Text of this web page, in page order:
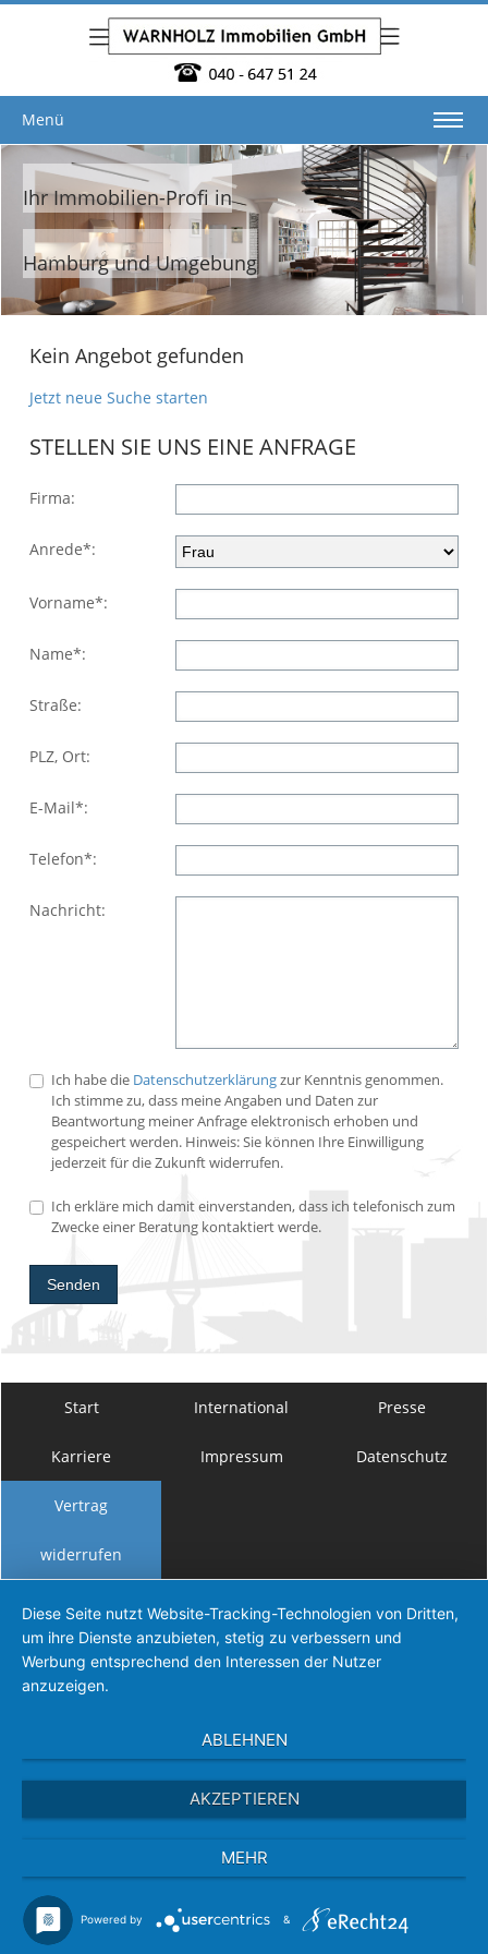
Menü
Ihr Immobilien-Profi in
Hamburg und Umgebung
Kein Angebot gefunden
Jetzt neue Suche starten
STELLEN SIE UNS EINE ANFRAGE
Firma:
Anrede*:
Vorname*:
Name*:
Straße:
PLZ, Ort:
E-Mail*:
Telefon*:
Nachricht:
Ich habe die Datenschutzerklärungzur Kenntnis genommen.
Ich stimme zu, dass meine Angaben und Daten zur
Beantwortung meiner Anfrage elektronisch erhoben und
gespeichert werden. Hinweis: Sie können Ihre Einwilligung
jederzeit für die Zukunft widerrufen.
Ich erkläre mich damit einverstanden, dass ich telefonisch zum
Zwecke einer Beratung kontaktiert werde.
Senden
Start International Presse
Karriere Impressum Datenschutz
Vertrag
widerrufen
Diese Seite nutzt Website-Tracking-Technologien von Dritten,
um ihre Dienste anzubieten, stetig zu verbessern und
Werbung entsprechend den Interessen der Nutzer
anzuzeigen.
ABLEHNEN
AKZEPTIEREN
MEHR
Powered by &